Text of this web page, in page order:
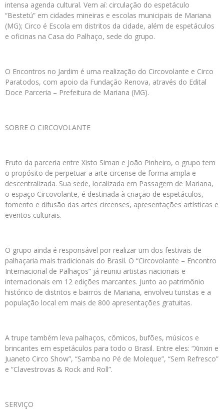
intensa agenda cultural. Vem aí: circulação do espetáculo
“Bestetú” em cidades mineiras e escolas municipais de Mariana
(MG); Circo é Escola em distritos da cidade, além de espetáculos
e oficinas na Casa do Palhaço, sede do grupo.
O Encontros no Jardim é uma realização do Circovolante e Circo
Paratodos, com apoio da Fundação Renova, através do Edital
Doce Parceria – Prefeitura de Mariana (MG).
SOBRE O CIRCOVOLANTE
Fruto da parceria entre Xisto Siman e João Pinheiro, o grupo tem
o propósito de perpetuar a arte circense de forma ampla e
descentralizada. Sua sede, localizada em Passagem de Mariana,
o espaço Circovolante, é destinada à criação de espetáculos,
fomento e difusão das artes circenses, apresentações artísticas e
eventos culturais.
O grupo ainda é responsável por realizar um dos festivais de
palhaçaria mais tradicionais do Brasil. O “Circovolante – Encontro
Internacional de Palhaços” já reuniu artistas nacionais e
internacionais em 12 edições marcantes. Junto ao patrimônio
histórico de distritos e bairros de Mariana, envolveu turistas e a
população local em mais de 800 apresentações gratuitas.
A trupe também leva palhaços, cômicos, bufões, músicos e
brincantes em espetáculos para todo o Brasil. Entre eles: “Xinxin e
Juaneto Circo Show”, “Samba no Pé de Moleque”, “Sem Refresco”
e “Clavestrovas & Rock and Roll”.
SERVIÇO